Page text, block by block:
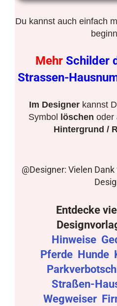
Du kannst auch einfach
Mehr Schilder
Strassen-
Im Designerkannst
Symbol
löschen oder
Hintergrund /
@Designer: Vielen
Entdecke
Hinweise
Pferde Hunde
Straßen-
Wegweiser